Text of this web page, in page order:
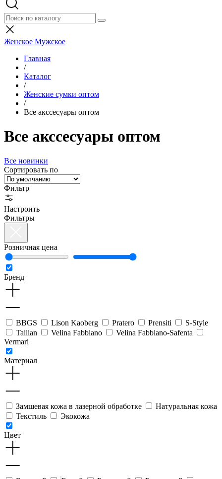
Женское Мужское
Главная
/
Каталог
/
Женские сумки оптом
/
Все акссесуары оптом
Все акссесуары оптом
Все новинки
Сортировать по
Фильтр
Настроить
Фильтры
Розничная цена
Бренд
BBGS Lison Kaoberg Pratero Prensiti
S-Style
Tailian
Velina Fabbiano
Velina Fabbiano-Safenta
Vermari
Материал
Замшевая кожа в лазерной обработке
Натуральная кожа
Текстиль
Экокожа
Цвет